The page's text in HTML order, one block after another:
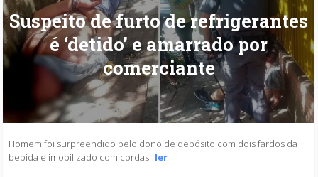
Suspeito de furto de refrigerantes
é ‘detido’ e amarrado por
comerciante
Homem foi surpreendido pelo dono de depósito com dois fardos da
bebida e imobilizado com cordas ler